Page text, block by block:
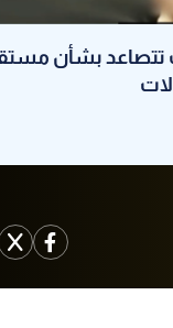
تتصاعد بشأن